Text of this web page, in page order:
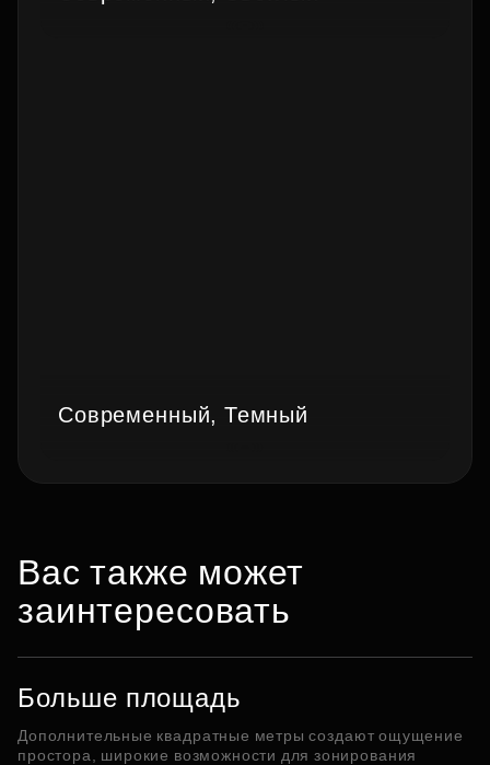
Современный, Темный
Вас также может
заинтересовать
Больше площадь
Дополнительные квадратные метры создают ощущение
простора, широкие возможности для зонирования